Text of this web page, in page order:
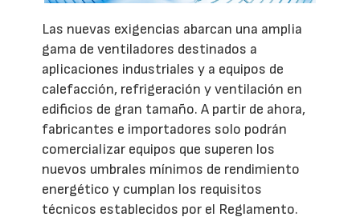
Las nuevas exigencias abarcan una amplia
gama de ventiladores destinados a
aplicaciones industriales y a equipos de
calefacción, refrigeración y ventilación en
edificios de gran tamaño. A partir de ahora,
fabricantes e importadores solo podrán
comercializar equipos que superen los
nuevos umbrales mínimos de rendimiento
energético y cumplan los requisitos
técnicos establecidos por el Reglamento.